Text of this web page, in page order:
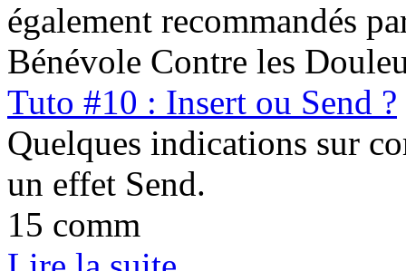
également recommandés
Bénévole Contre les
Tuto #10 : Insert ou Send ?
Quelques indications sur
un effet Send.
15 comm